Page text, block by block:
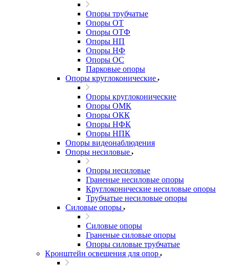
Опоры трубчатые
Опоры ОТ
Опоры ОТФ
Опоры НП
Опоры НФ
Опоры ОС
Парковые опоры
Опоры круглоконические
Опоры круглоконические
Опоры ОМК
Опоры ОКК
Опоры НФК
Опоры НПК
Опоры видеонаблюдения
Опоры несиловые
Опоры несиловые
Граненые несиловые опоры
Круглоконические несиловые опоры
Трубчатые несиловые опоры
Силовые опоры
Силовые опоры
Граненые силовые опоры
Опоры силовые трубчатые
Кронштейн освещения для опор